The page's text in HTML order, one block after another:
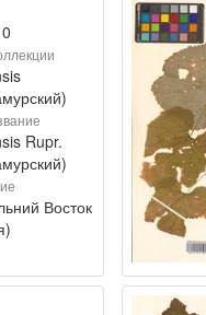
Rupr.
Восток